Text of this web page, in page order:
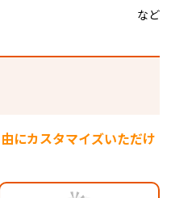
など
にカスタマイズいただけ